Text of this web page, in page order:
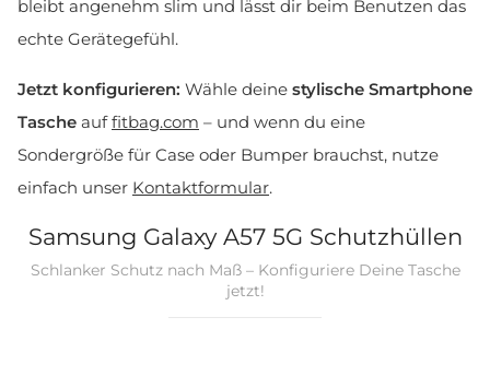
bleibt angenehm slim und lässt dir beim Benutzen das
echte Gerätegefühl.
Jetzt konfigurieren: Wähle deine stylische Smartphone
Tasche auffitbag.com – und wenn du eine
Sondergröße für Case oder Bumper brauchst, nutze
einfach unser Kontaktformular.
Samsung Galaxy A57 5G Schutzhüllen
Schlanker Schutz nach Maß – Konfiguriere Deine Tasche
jetzt!